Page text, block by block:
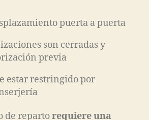
puerta a puerta
son cerradas y
previa
estar restringido por
de repartorequiere una